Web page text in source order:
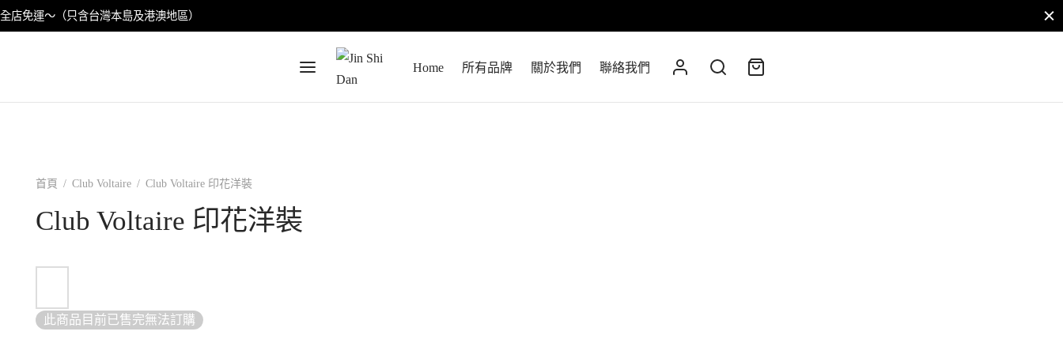
全店免運〜（只含台灣本島及港澳地區）
Home 所有品牌 關於我們 聯絡我們
首頁 / Club Voltaire / Club Voltaire 印花洋裝
Club Voltaire 印花洋裝
此商品目前已售完無法訂購